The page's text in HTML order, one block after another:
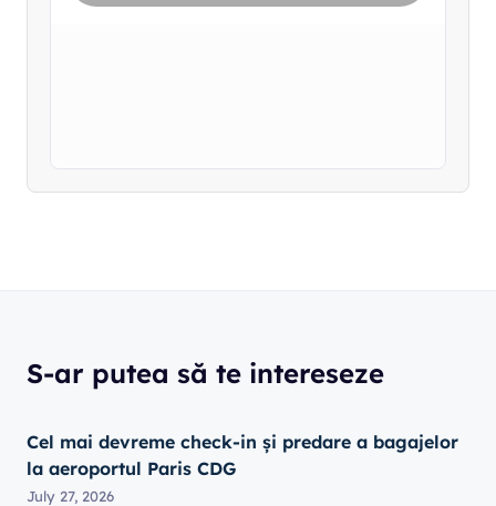
S-ar putea să te intereseze
Cel mai devreme check-in și predare a bagajelor
la aeroportul Paris CDG
July 27, 2026